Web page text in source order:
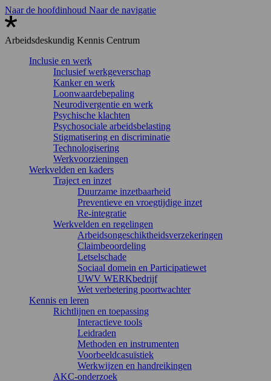
Naar de hoofdinhoud Naar de navigatie
Arbeidsdeskundig Kennis Centrum
Inclusie en werk
Inclusief werkgeverschap
Kanker en werk
Loonwaardebepaling
Neurodivergentie en werk
Psychische klachten
Psychosociale arbeidsbelasting
Stigmatisering en discriminatie
Technologisering
Werkvoorzieningen
Werkvelden en kaders
Traject en inzet
Duurzame inzetbaarheid
Preventieve en vroegtijdige inzet
Re-integratie
Werkvelden en regelingen
Arbeidsongeschiktheidsverzekeringen
Claimbeoordeling
Letselschade
Sociaal domein en Participatiewet
UWV WERKbedrijf
Wet verbetering poortwachter
Kennis en leren
Richtlijnen en toepassing
Interactieve tools
Leidraden
Methoden en instrumenten
Voorbeeldcasuïstiek
Werkwijzen en handreikingen
AKC-onderzoek